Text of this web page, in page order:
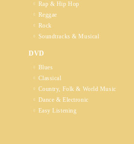
Rap & Hip Hop
Reggae
Rock
Soundtracks & Musical
DVD
Blues
Classical
Country, Folk & World Music
Dance & Electronic
Easy Listening